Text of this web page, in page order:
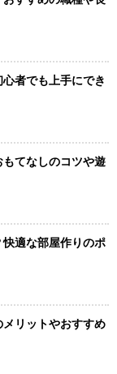
者でも上手にでき
てなしのコツや遊
適な部屋作りのポ
リットやおすすめ